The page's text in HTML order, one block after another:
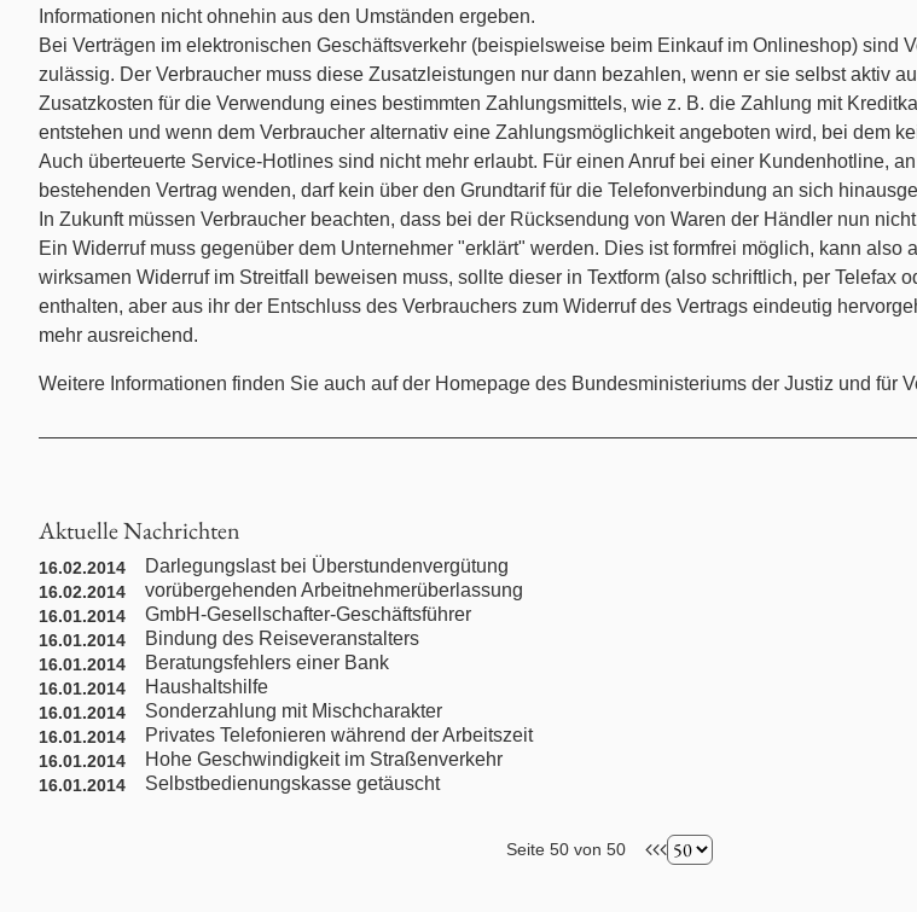
Jugendstrafrecht
Kaufrecht
Kündigungsschutzrecht
Maklerrecht
Medienrecht
Mitbestimmungs- / Betriebsverfassungsrecht
Ordnungswidrigkeiten / Bußgeldrecht
Presserecht
Schadensersatzrecht
Scheidungsrecht
Türkisches Handelsrecht
Informationen nicht ohnehin aus den Umständen ergeben.
Bei Verträgen im elektronischen Geschäftsverkehr (beispielsweise beim Einkauf im Onlineshop)
zulässig. Der Verbraucher muss diese Zusatzleistungen nur dann bezahlen, wenn er sie selbst aktiv
Zusatzkosten für die Verwendung eines bestimmten Zahlungsmittels, wie z. B. die Zahlung mit
entstehen und wenn dem Verbraucher alternativ eine Zahlungsmöglichkeit angeboten wird, bei dem
Auch überteuerte Service-Hotlines sind nicht mehr erlaubt. Für einen Anruf bei einer Kundenhotline,
bestehenden Vertrag wenden, darf kein über den Grundtarif für die Telefonverbindung an sich
In Zukunft müssen Verbraucher beachten, dass bei der Rücksendung von Waren der Händler nun
Ein Widerruf muss gegenüber dem Unternehmer "erklärt" werden. Dies ist formfrei möglich, kann
wirksamen Widerruf im Streitfall beweisen muss, sollte dieser in Textform (also schriftlich, per
enthalten, aber aus ihr der Entschluss des Verbrauchers zum Widerruf des Vertrags eindeutig
mehr ausreichend.
Weitere Informationen finden Sie auch auf der Homepage des Bundesministeriums der Justiz und für
Aktuelle Nachrichten
16.02.2014 Darlegungslast bei Überstundenvergütung
16.02.2014 vorübergehenden Arbeitnehmerüberlassung
16.01.2014 GmbH-Gesellschafter-Geschäftsführer
16.01.2014 Bindung des Reiseveranstalters
16.01.2014 Beratungsfehlers einer Bank
16.01.2014 Haushaltshilfe
16.01.2014 Sonderzahlung mit Mischcharakter
16.01.2014 Privates Telefonieren während der Arbeitszeit
16.01.2014 Hohe Geschwindigkeit im Straßenverkehr
16.01.2014 Selbstbedienungskasse getäuscht
Seite 50 von 50